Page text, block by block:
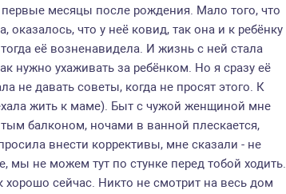
месяцы после рождения. Мало того, что
что у неё ковид, так она и к ребёнку
её возненавидела. И жизнь с ней стала
нужно ухаживать за ребёнком. Но я сразу её
не давать советы, когда не просят этого. К
жить к маме). Быт с чужой женщиной мне
балконом, ночами в ванной плескается,
внести коррективы, мне сказали - не
мы не можем тут по стунке перед тобой ходить.
хорошо сейчас. Никто не смотрит на весь дом